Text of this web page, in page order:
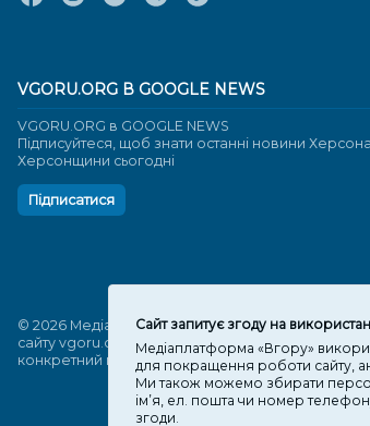
VGORU.ORG В GOOGLE NEWS
VGORU.ORG в GOOGLE NEWS
Підписуйтеся, щоб знати останні новини
Херсонщини сьогодні
Підписатися
© 2026 Медіаплатформа "Вгору". Використання
сайту vgoru.org лише за умови активного
конкретний матеріал не нижче другого абзацу.
Cайт запитує згоду на
Медіаплатформа «Вгору»
для покращення роботи сайту,
Ми також можемо збирати
ім’я, ел. пошта чи номер
згоди.